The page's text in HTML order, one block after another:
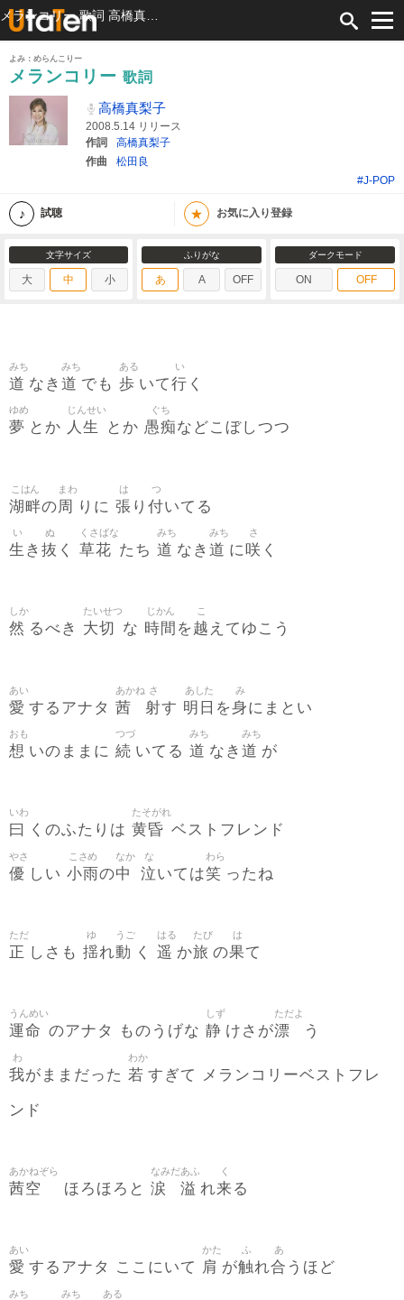
よみ：めらんこりー
メランコリー 歌詞
高橋真梨子
2008.5.14 リリース
作詞
高橋真梨子
作曲
松田良
#J-POP
試聴 ★ お気に入り登録
文字サイズ
大 中 小
ふりがな
あ A OFF
ダークモード
ON OFF
道
みち
なき 道
みち
でも 歩
ある
いて行
い
く
夢
ゆめ
とか 人生
じんせい
とか 愚痴
ぐち
などこぼしつつ
湖畔
こはん
の周
まわ
りに 張
は
り 付
つ
いてる
生
い
き 抜
ぬ
く 草花
くさばな
たち 道
みち
なき 道
みち
に咲
さ
く
然
しか
るべき 大切
たいせつ
な 時間
じかん
を越
こ
えてゆこう
愛
あい
するアナタ 茜
あかね
射
さ
す 明日
あした
を身
み
にまとい
想
おも
いのままに 続
つづ
いてる 道
みち
なき 道
みち
が
曰
いわ
くのふたりは 黄昏
たそがれ
ベストフレンド
優
やさ
しい 小雨
こさめ
の中
なか
泣
な
いては笑
わら
ったね
正
ただ
しさも 揺
ゆ
れ動
うご
く 遥
はる
か旅
たび
の果
は
て
運命
うんめい
のアナタ ものうげな 静
しず
けさが漂
ただよ
う
我
わ
がままだった 若
わか
すぎて メランコリーベストフレ
ンド
茜空
あかねぞら
ほろほろと 涙
なみだ
溢
あふ
れ来
く
る
愛
あい
するアナタ ここにいて 肩
かた
が触
ふ
れ合
あ
うほど
みち みち ある